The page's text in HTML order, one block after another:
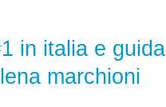
in italia e guida
marchioni